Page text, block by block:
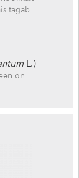
tagab
L.)
on